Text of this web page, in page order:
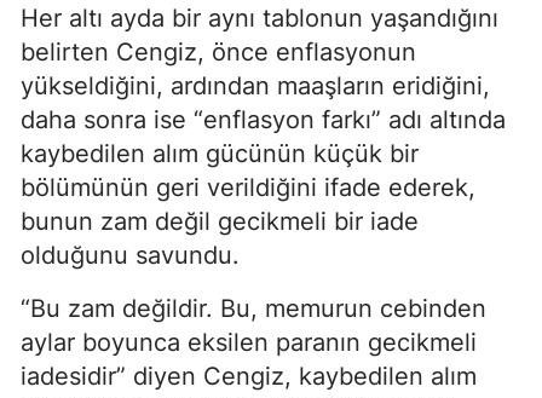
Her altı ayda bir aynı tablonun yaşandığını
belirten Cengiz, önce enflasyonun
yükseldiğini, ardından maaşların eridiğini,
daha sonra ise “enflasyon farkı” adı altında
kaybedilen alım gücünün küçük bir
bölümünün geri verildiğini ifade ederek,
bunun zam değil gecikmeli bir iade
olduğunu savundu.
“Bu zam değildir. Bu, memurun cebinden
aylar boyunca eksilen paranın gecikmeli
iadesidir” diyen Cengiz, kaybedilen alım